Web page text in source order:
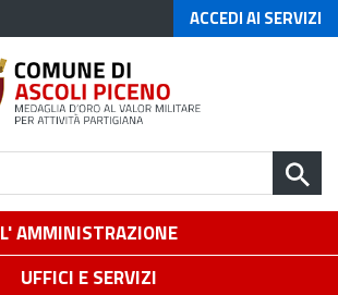
ACCEDI AI SERVIZI
L' AMMINISTRAZIONE
UFFICI E SERVIZI